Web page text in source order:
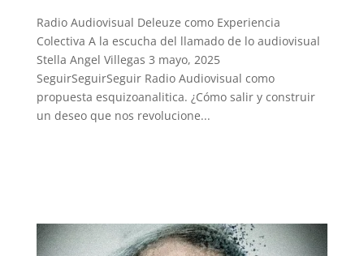
Radio Audiovisual Deleuze como Experiencia
Colectiva A la escucha del llamado de lo audiovisual
Stella Angel Villegas 3 mayo, 2025
SeguirSeguirSeguir Radio Audiovisual como
propuesta esquizoanalitica. ¿Cómo salir y construir
un deseo que nos revolucione...